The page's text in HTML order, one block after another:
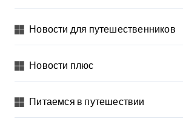
Новости для путешественников
Новости плюс
Питаемся в путешествии